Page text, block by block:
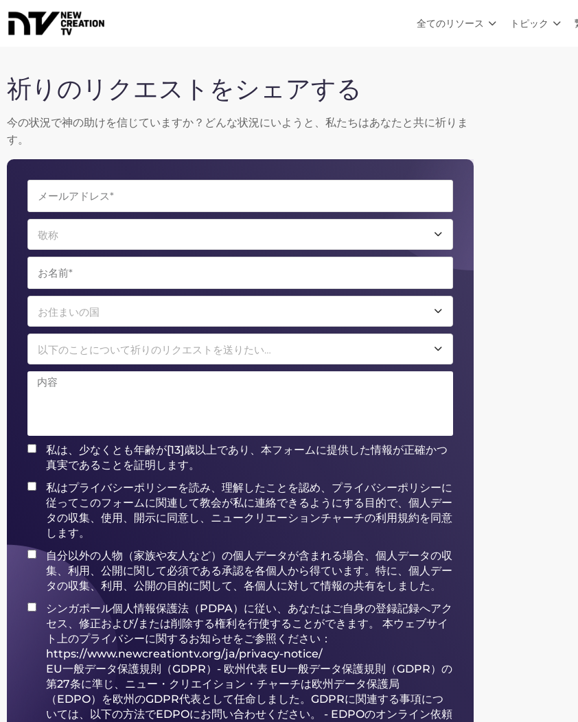
全てのリソース トピック
祈りのリクエストをシェアする
今の状況で神の助けを信じていますか？どんな状況にいようと、私たちはあなたと共に祈りま
す。
敬称
お住まいの国
以下のことについて祈りのリクエストを送りたい…
私は、少なくとも年齢が[13]歳以上であり、本フォームに提供した情報が正確かつ
真実であることを証明します。
私はプライバシーポリシーを読み、理解したことを認め、プライバシーポリシーに
従ってこのフォームに関連して教会が私に連絡できるようにする目的で、個人デー
タの収集、使用、開示に同意し、ニュークリエーションチャーチの利用規約を同意
します。
自分以外の人物（家族や友人など）の個人データが含まれる場合、個人データの収
集、利用、公開に関して必須である承認を各個人から得ています。特に、個人デー
タの収集、利用、公開の目的に関して、各個人に対して情報の共有をしました。
シンガポール個人情報保護法（PDPA）に従い、あなたはご自身の登録記録へアク
セス、修正および/または削除する権利を行使することができます。 本ウェブサイ
ト上のプライバシーに関するお知らせをご参照ください：
https://www.newcreationtv.org/ja/privacy-notice/
EU一般データ保護規則（GDPR）- 欧州代表 EU一般データ保護規則（GDPR）の
第27条に準じ、ニュー・クリエイション・チャーチは欧州データ保護局
（EDPO）を欧州のGDPR代表として任命しました。GDPRに関連する事項につ
いては、以下の方法でEDPOにお問い合わせください。 - EDPOのオンライン依頼